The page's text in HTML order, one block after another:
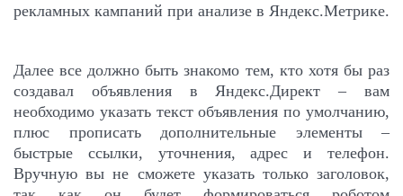
рекламных кампаний при анализе в Яндекс.Метрике.
Далее все должно быть знакомо тем, кто хотя бы раз
создавал объявления в Яндекс.Директ – вам
необходимо указать текст объявления по умолчанию,
плюс прописать дополнительные элементы –
быстрые ссылки, уточнения, адрес и телефон.
Вручную вы не сможете указать только заголовок,